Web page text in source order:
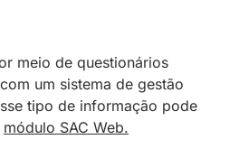
meio de questionários
um sistema de gestão
tipo de informação pode
módulo SAC Web.